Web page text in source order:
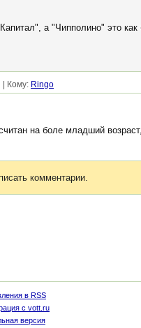
а "Чипполино" это
| Кому: Ringo
на боле младший
комментарии.
в RSS
с vott.ru
версия